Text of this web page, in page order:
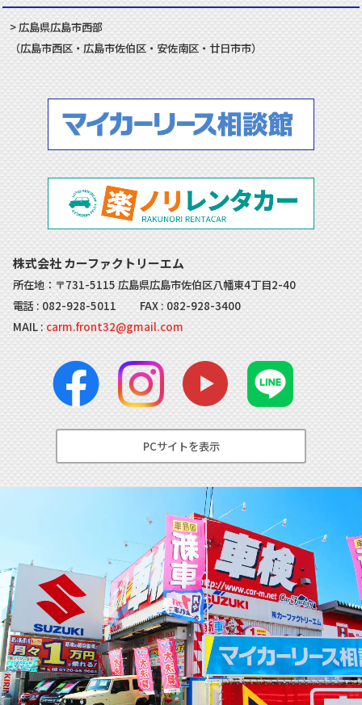
広島県広島市西部
（広島市西区・ 広島市佐伯区・ 安佐南区・ 廿日市市）
株式会社 カーファクトリーエム
所在地：〒731-5115 広島県広島市佐伯区八幡東4丁目2-40
電話 : 082-928-5011 FAX : 082-928-3400
MAIL : carm.front32@gmail.com
PCサイトを表示